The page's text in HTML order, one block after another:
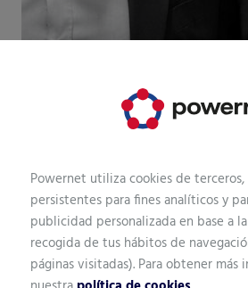
Powernet utiliza cookies de terceros,
persistentes para fines analíticos y
publicidad personalizada en base a
recogida de tus hábitos de
páginas visitadas). Para obtener